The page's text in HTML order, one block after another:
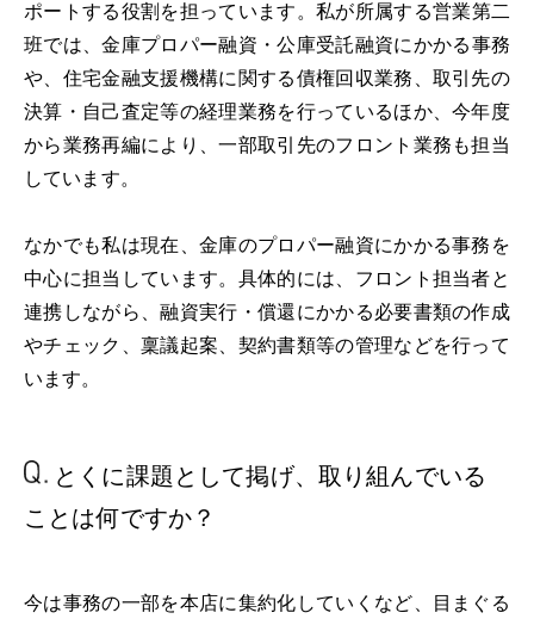
ポートする役割を担っています。私が所属する営業第二
班では、金庫プロパー融資・公庫受託融資にかかる事務
や、住宅金融支援機構に関する債権回収業務、取引先の
決算・自己査定等の経理業務を行っているほか、今年度
から業務再編により、一部取引先のフロント業務も担当
しています。
なかでも私は現在、金庫のプロパー融資にかかる事務を
中心に担当しています。具体的には、フロント担当者と
連携しながら、融資実行・償還にかかる必要書類の作成
やチェック、稟議起案、契約書類等の管理などを行って
います。
とくに課題として掲げ、 取り組んでいる
ことは何ですか？
今は事務の一部を本店に集約化していくなど、目まぐる